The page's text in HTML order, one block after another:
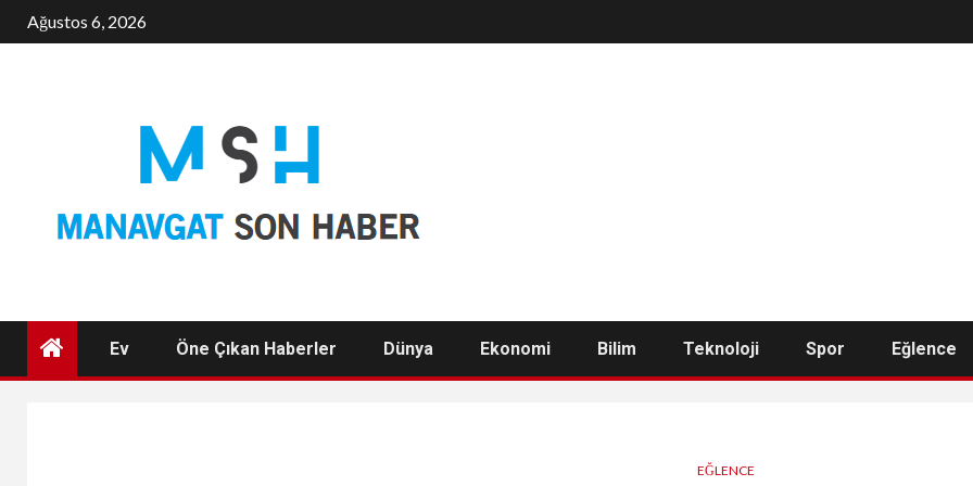
Ağustos 6, 2026
Ev Öne Çıkan Haberler Dünya Ekonomi Bilim Teknoloji Spor Eğlence
EĞLENCE